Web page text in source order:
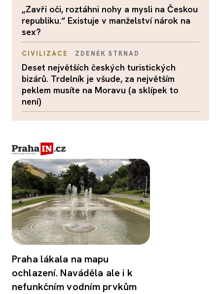
„Zavři oči, roztáhni nohy a mysli na Českou
republiku.“ Existuje v manželství nárok na
sex?
CIVILIZACE ZDENĚK STRNAD
Deset největších českých turistických
bizárů. Trdelník je všude, za největším
peklem musíte na Moravu (a sklípek to
není)
Praha lákala na mapu
ochlazení. Naváděla ale i k
nefunkčním vodním prvkům